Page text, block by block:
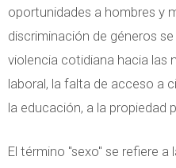
oportunidades a hombres y
discriminación de géneros
violencia cotidiana hacia las
laboral, la falta de acceso a
la educación, a la propiedad
El término "sexo" se refiere